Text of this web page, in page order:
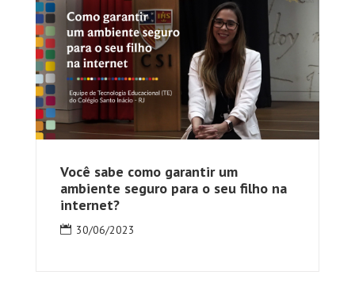
Você sabe como garantir um
ambiente seguro para o seu filho na
internet?
30/06/2023